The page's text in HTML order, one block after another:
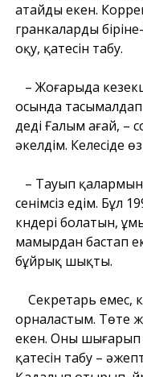
атайды екен.
гранкаларды
оқу, қатесін табу.
– Жоғарыда
осында тасымалдап
деді Ғалым ағай, –
әкелдім. Келесіде
– Тауып қалармын,
сенімсіз едім. Бұл
күндері болатын,
мамырдан бастап
бұйрық шықты.
Секретарь емес,
орналастым. Төте
екен. Оны шығарып
қатесін табу –